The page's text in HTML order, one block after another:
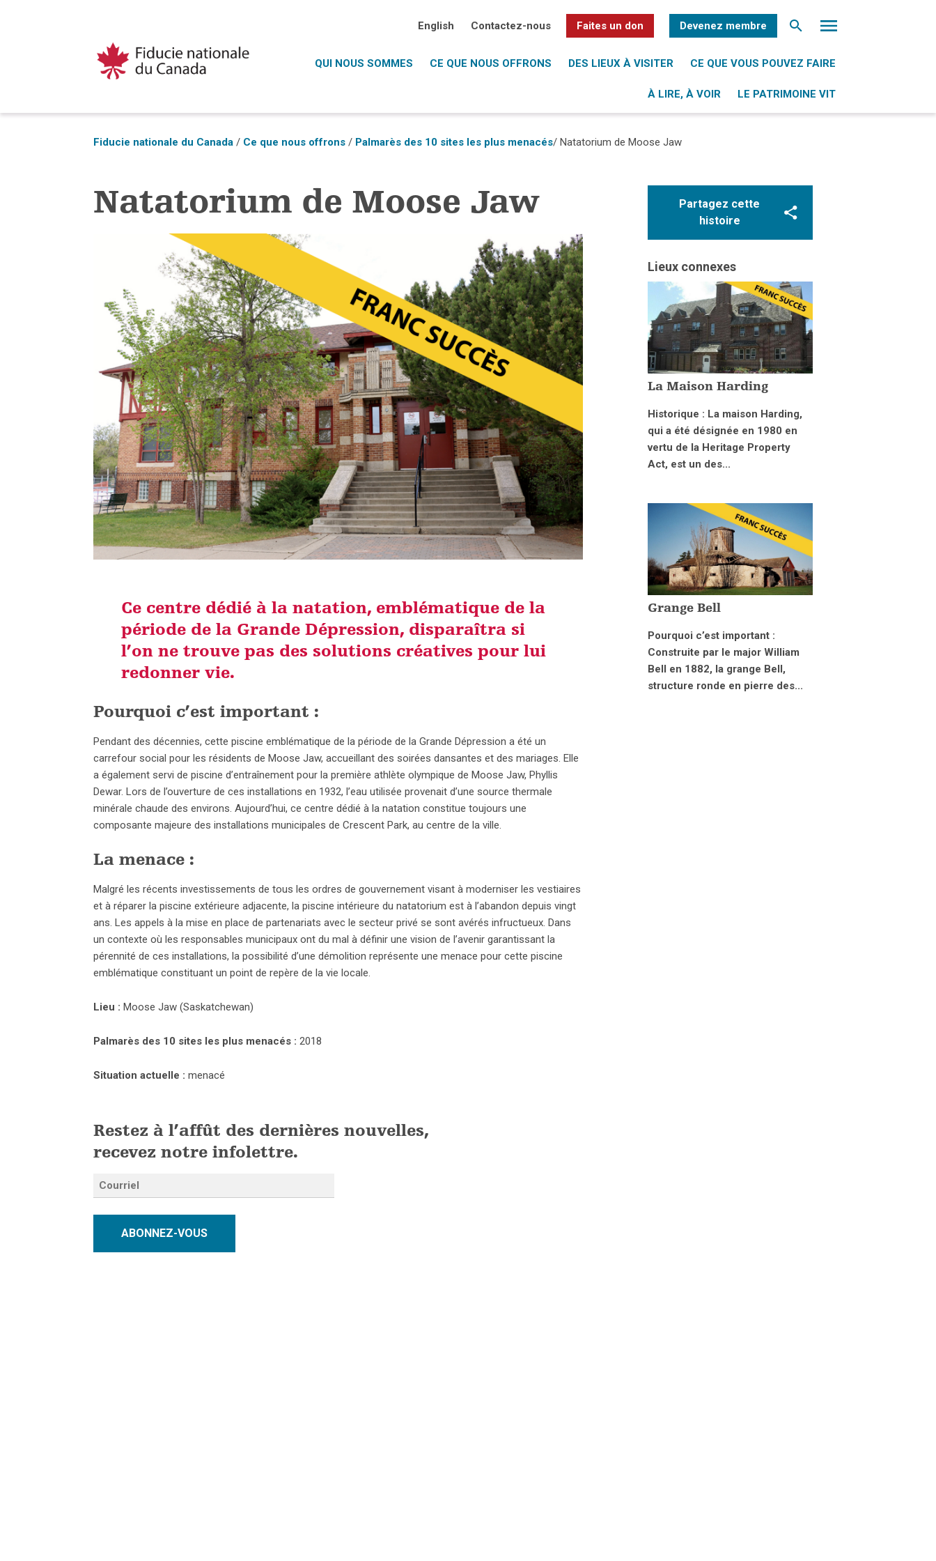
English Contactez-nous Faites un don Devenez membre
QUI NOUS SOMMES CE QUE NOUS OFFRONS DES LIEUX À VISITER CE QUE VOUS POUVEZ FAIRE
À LIRE, À VOIR LE PATRIMOINE VIT
Fiducie nationale du Canada / Ce que nous offrons / Palmarès des 10 sites les plus menacés/ Natatorium de Moose Jaw
Natatorium de Moose Jaw
Ce centre dédié à la natation, emblématique de la
période de la Grande Dépression, disparaîtra si
l’on ne trouve pas des solutions créatives pour lui
redonner vie.
Pourquoi c’est important :
Pendant des décennies, cette piscine emblématique de la période de la Grande Dépression a été un
carrefour social pour les résidents de Moose Jaw, accueillant des soirées dansantes et des mariages. Elle
a également servi de piscine d’entraînement pour la première athlète olympique de Moose Jaw, Phyllis
Dewar. Lors de l’ouverture de ces installations en 1932, l’eau utilisée provenait d’une source thermale
minérale chaude des environs. Aujourd’hui, ce centre dédié à la natation constitue toujours une
composante majeure des installations municipales de Crescent Park, au centre de la ville.
La menace :
Malgré les récents investissements de tous les ordres de gouvernement visant à moderniser les vestiaires
et à réparer la piscine extérieure adjacente, la piscine intérieure du natatorium est à l’abandon depuis vingt
ans. Les appels à la mise en place de partenariats avec le secteur privé se sont avérés infructueux. Dans
un contexte où les responsables municipaux ont du mal à définir une vision de l’avenir garantissant la
pérennité de ces installations, la possibilité d’une démolition représente une menace pour cette piscine
emblématique constituant un point de repère de la vie locale.
Lieu : Moose Jaw (Saskatchewan)
Palmarès des 10 sites les plus menacés : 2018
Situation actuelle : menacé
Partagez cette
histoire
Lieux connexes
La Maison Harding
Historique : La maison Harding,
qui a été désignée en 1980 en
vertu de la Heritage Property
Act, est un des...
Grange Bell
Pourquoi c’est important :
Construite par le major William
Bell en 1882, la grange Bell,
structure ronde en pierre des...
Restez à l’affût des dernières nouvelles,
recevez notre infolettre.
ABONNEZ-VOUS